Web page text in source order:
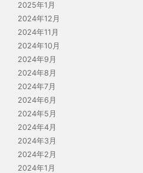
2025年1月
2024年12月
2024年11月
2024年10月
2024年9月
2024年8月
2024年7月
2024年6月
2024年5月
2024年4月
2024年3月
2024年2月
2024年1月